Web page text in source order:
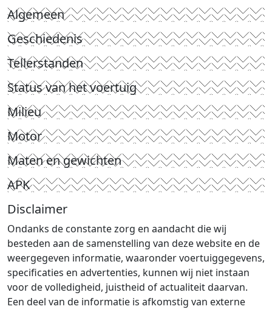
Algemeen
Geschiedenis
Tellerstanden
Status van het voertuig
Milieu
Motor
Maten en gewichten
APK
Disclaimer
Ondanks de constante zorg en aandacht die wij
besteden aan de samenstelling van deze website en de
weergegeven informatie, waaronder voertuiggegevens,
specificaties en advertenties, kunnen wij niet instaan
voor de volledigheid, juistheid of actualiteit daarvan.
Een deel van de informatie is afkomstig van externe